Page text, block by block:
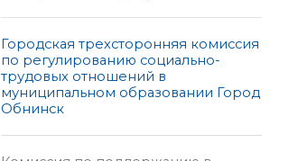
Городская трехсторонняя комиссия
по регулированию социально-
трудовых отношений в
муниципальном образовании Город
Обнинск